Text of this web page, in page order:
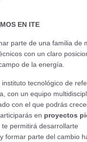
EN ITE
parte de una familia de
con un claro
de la energía.
tecnológico de
con un equipo
con el que podrás
en proyectos
te permitirá desarrollarte
formar parte del cambio